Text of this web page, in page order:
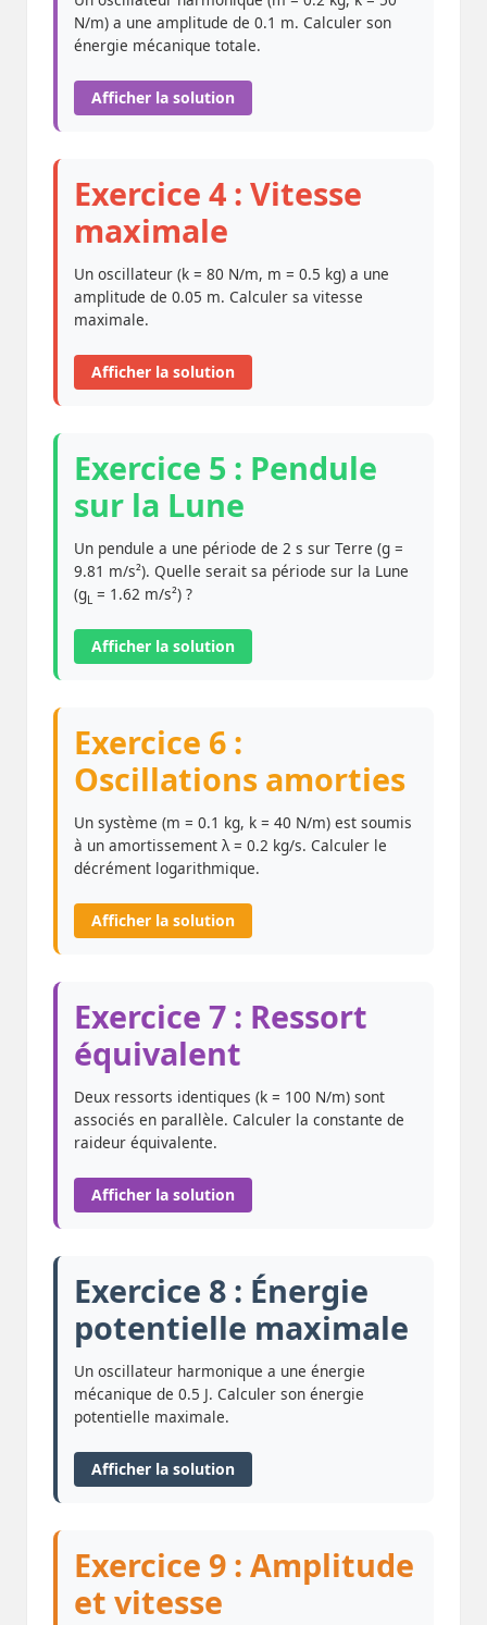
N/m) a une amplitude de 0.1 m. Calculer son
énergie mécanique totale.
Afficher la solution
Exercice 4 : Vitesse
maximale
Un oscillateur (k = 80 N/m, m = 0.5 kg) a une
amplitude de 0.05 m. Calculer sa vitesse
maximale.
Afficher la solution
Exercice 5 : Pendule
sur la Lune
Un pendule a une période de 2 s sur Terre (g =
9.81 m/s²). Quelle serait sa période sur la Lune
(gL = 1.62 m/s²) ?
Afficher la solution
Exercice 6 :
Oscillations amorties
Un système (m = 0.1 kg, k = 40 N/m) est soumis
à un amortissement λ = 0.2 kg/s. Calculer le
décrément logarithmique.
Afficher la solution
Exercice 7 : Ressort
équivalent
Deux ressorts identiques (k = 100 N/m) sont
associés en parallèle. Calculer la constante de
raideur équivalente.
Afficher la solution
Exercice 8 : Énergie
potentielle maximale
Un oscillateur harmonique a une énergie
mécanique de 0.5 J. Calculer son énergie
potentielle maximale.
Afficher la solution
Exercice 9 : Amplitude
et vitesse